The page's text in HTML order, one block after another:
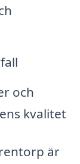
och
kvalitet
är